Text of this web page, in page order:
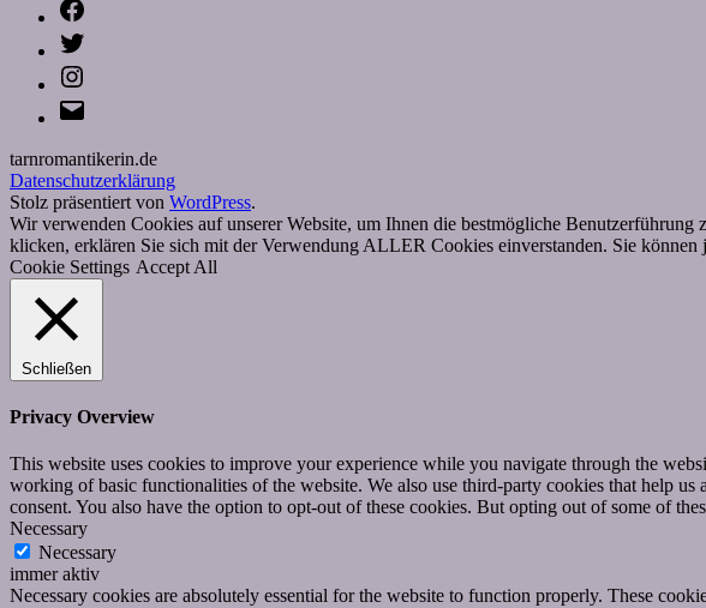
tarnromantikerin.de
Datenschutzerklärung
Stolz präsentiert von WordPress.
Wir verwenden Cookies auf unserer Website, um Ihnen die bestmögliche
klicken, erklären Sie sich mit der Verwendung ALLER Cookies einverstanden. Sie
Cookie Settings Accept All
Schließen
Privacy Overview
This website uses cookies to improve your experience while you navigate through the
working of basic functionalities of the website. We also use third-party cookies that help
consent. You also have the option to opt-out of these cookies. But opting out of some of
Necessary
Necessary
immer aktiv
Necessary cookies are absolutely essential for the website to function properly. These